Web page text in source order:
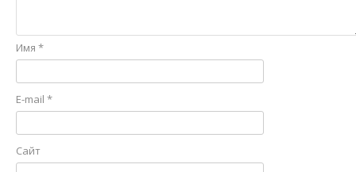
Имя *
E-mail *
Сайт